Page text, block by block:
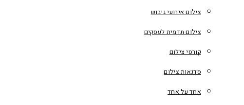
צילום אירועי גיבוש
צילום תדמית לעסקים
קורסי צילום
סדנאות צילום
אחד על אחד